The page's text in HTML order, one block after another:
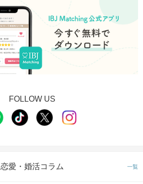
FOLLOW US
恋愛・婚活コラム 一覧